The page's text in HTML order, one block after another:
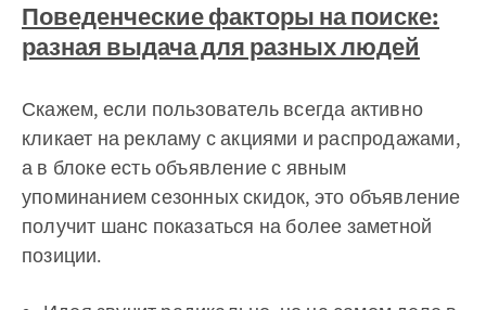
Поведенческие факторы на поиске:
разная выдача для разных людей
Скажем, если пользователь всегда активно
кликает на рекламу с акциями и распродажами,
а в блоке есть объявление с явным
упоминанием сезонных скидок, это объявление
получит шанс показаться на более заметной
позиции.